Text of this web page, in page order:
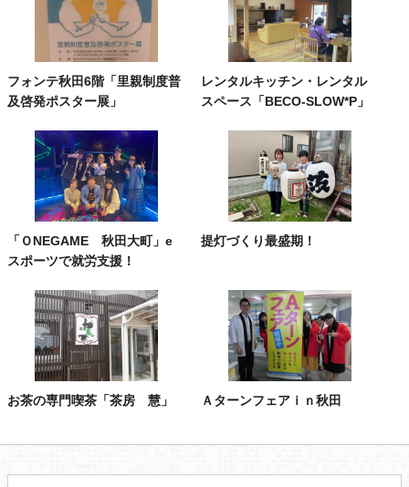
フォンテ秋田6階「里親制度普
及啓発ポスター展」
レンタルキッチン・レンタル
スペース「BECO-SLOW*P」
「ＯNEGAME 秋田大町」e
スポーツで就労支援！
提灯づくり最盛期！
お茶の専門喫茶「茶房 慧」 Ａターンフェアｉｎ秋田